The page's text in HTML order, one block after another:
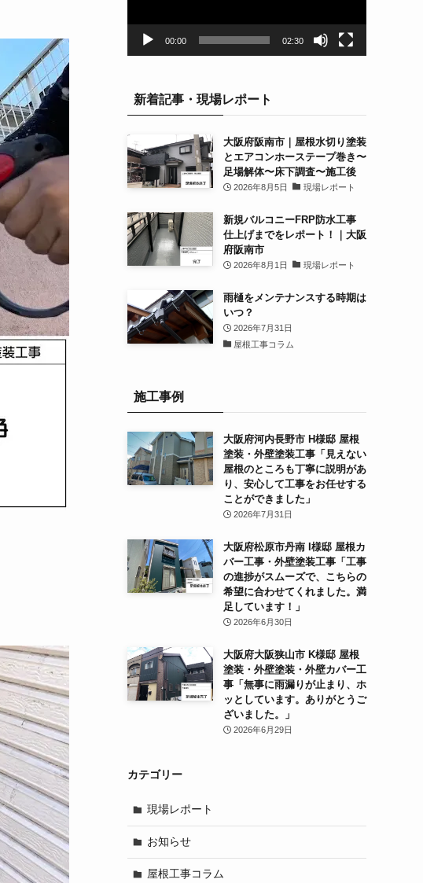
00:00 02:30
新着記事・現場レポート
大阪府阪南市｜屋根水切り塗装
とエアコンホーステープ巻き〜
足場解体〜床下調査〜施工後
2026年8月5日 現場レポート
新規バルコニーFRP防水工事
仕上げまでをレポート！｜大阪
府阪南市
2026年8月1日 現場レポート
雨樋をメンテナンスする時期は
いつ？
2026年7月31日
屋根工事コラム
施工事例
大阪府河内長野市 H様邸 屋根
塗装・外壁塗装工事「見えない
屋根のところも丁寧に説明があ
り、安心して工事をお任せする
ことができました」
2026年7月31日
大阪府松原市丹南 I様邸 屋根カ
バー工事・外壁塗装工事「工事
の進捗がスムーズで、こちらの
希望に合わせてくれました。満
足しています！」
2026年6月30日
大阪府大阪狭山市 K様邸 屋根
塗装・外壁塗装・外壁カバー工
事「無事に雨漏りが止まり、ホ
ッとしています。ありがとうご
ざいました。」
2026年6月29日
カテゴリー
現場レポート
お知らせ
屋根工事コラム